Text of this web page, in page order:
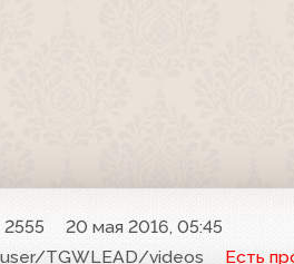
2555
20 мая 2016, 05:45
TGWLEAD/videos
Есть